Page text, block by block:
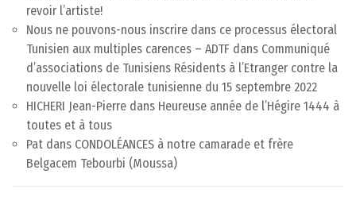
revoir l’artiste!
Nous ne pouvons-nous inscrire dans ce processus électoral
Tunisien aux multiples carences – ADTF dans Communiqué
d’associations de Tunisiens Résidents à l’Etranger contre la
nouvelle loi électorale tunisienne du 15 septembre 2022
HICHERI Jean-Pierre dans Heureuse année de l’Hégire 1444 à
toutes et à tous
Pat dans CONDOLÉANCES à notre camarade et frère
Belgacem Tebourbi (Moussa)